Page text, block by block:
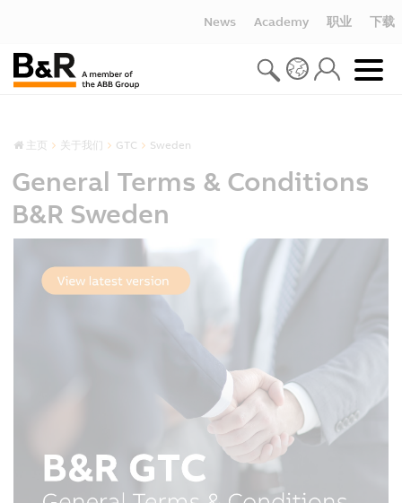
News Academy 职业 下载
主页 关于我们 GTC Sweden
General Terms & Conditions
B&R Sweden